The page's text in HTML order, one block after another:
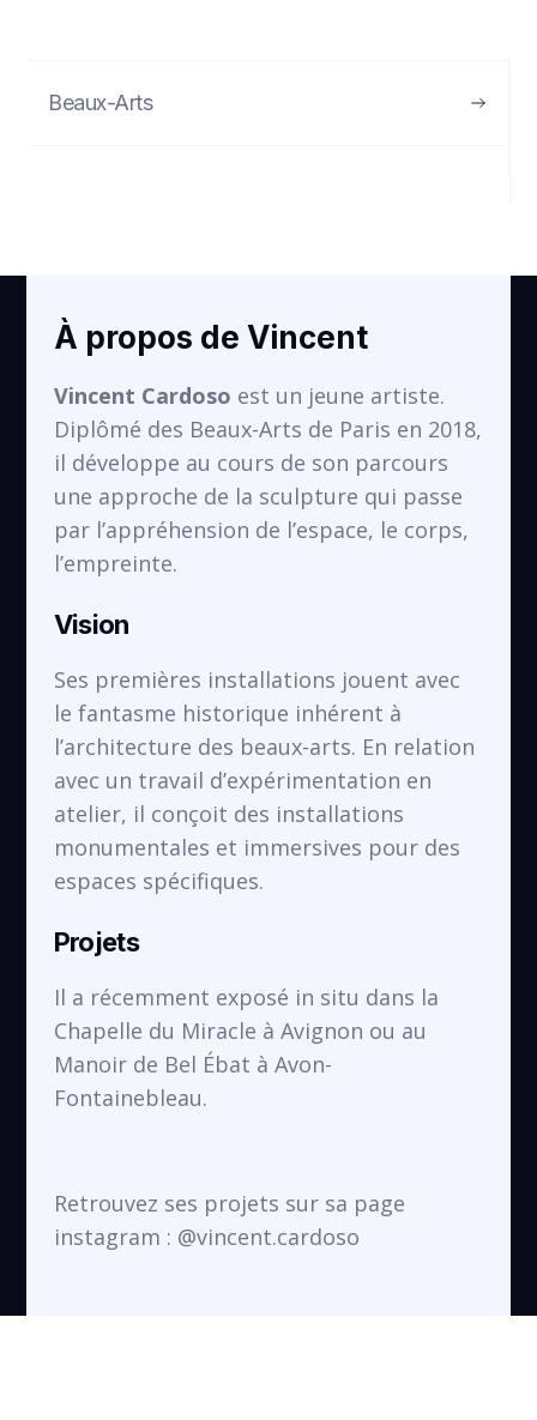
École Saint-Just
Saint-Denis
Beaux-Arts
À propos de Vincent
Vincent Cardoso est un jeune artiste.
Diplômé des Beaux-Arts de Paris en 2018,
il développe au cours de son parcours
une approche de la sculpture qui passe
par l’appréhension de l’espace, le corps,
l’empreinte.
Vision
Ses premières installations jouent avec
le fantasme historique inhérent à
l’architecture des beaux-arts. En relation
avec un travail d’expérimentation en
atelier, il conçoit des installations
monumentales et immersives pour des
espaces spécifiques.
Projets
Il a récemment exposé in situ dans la
Chapelle du Miracle à Avignon ou au
Manoir de Bel Ébat à Avon-
Fontainebleau.
Retrouvez ses projets sur sa page
instagram : @vincent.cardoso